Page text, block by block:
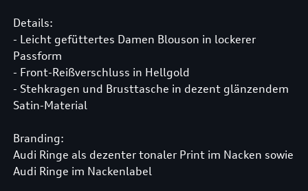
Details:
- Leicht gefüttertes Damen Blouson in lockerer
Passform
- Front-Reißverschluss in Hellgold
- Stehkragen und Brusttasche in dezent glänzendem
Satin-Material
Branding:
Audi Ringe als dezenter tonaler Print im Nacken sowie
Audi Ringe im Nackenlabel